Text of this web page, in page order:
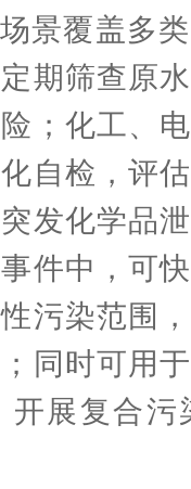
覆盖多类
期筛查原
；化工、
自检，评
发化学品
件中，可
污染范围
同时可用
开展复合污